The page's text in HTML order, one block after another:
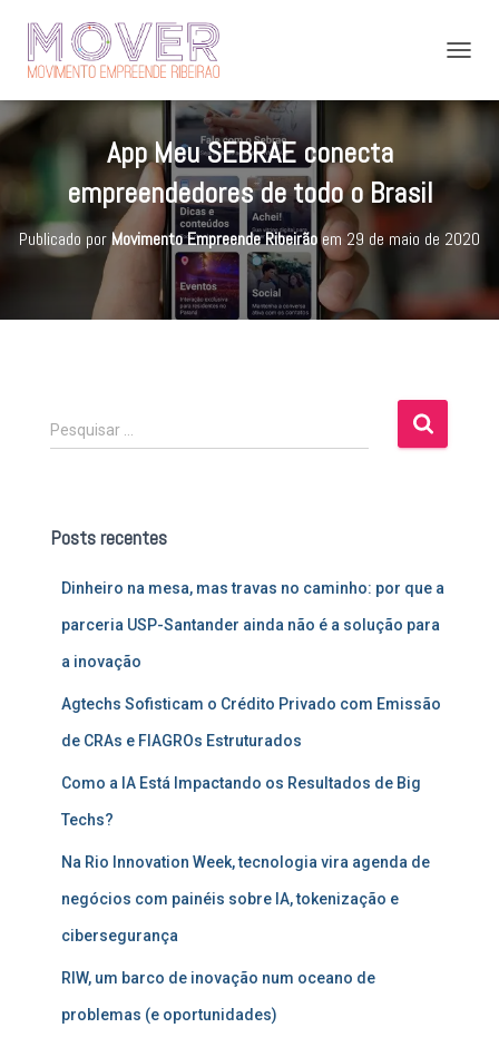
T
N
G
App Meu SEBRAE conecta
empreendedores de todo o Brasil
Publicado porMovimento Empreende Ribeirãoem 29 de maio de 2020
P
e
i
Pesquisar …
Posts recentes
Dinheiro na mesa, mas travas no caminho: por que a
parceria USP-Santander ainda não é a solução para
a inovação
Agtechs Sofisticam o Crédito Privado com Emissão
de CRAs e FIAGROs Estruturados
Como a IA Está Impactando os Resultados de Big
Techs?
Na Rio Innovation Week, tecnologia vira agenda de
negócios com painéis sobre IA, tokenização e
cibersegurança
RIW, um barco de inovação num oceano de
problemas (e oportunidades)